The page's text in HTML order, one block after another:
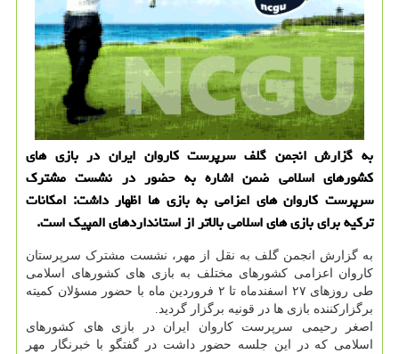
به گزارش انجمن گلف سرپرست کاروان ایران در بازی های
کشورهای اسلامی ضمن اشاره به حضور در نشست مشترک
سرپرست کاروان های اعزامی به بازی ها اظهار داشت: امکانات
ترکیه برای بازی های اسلامی بالاتر از استانداردهای المپیک است.
به گزارش انجمن گلف به نقل از مهر، نشست مشترک سرپرستان
کاروان اعزامی کشورهای مختلف به بازی های کشورهای اسلامی
طی روزهای ۲۷ اسفندماه تا ۲ فروردین ماه با حضور مسؤلان کمیته
برگزارکننده بازی ها در قونیه برگزار گردید.
اصغر رحیمی سرپرست کاروان ایران در بازی های کشورهای
اسلامی که در این جلسه حضور داشت در گفتگو با خبرنگار مهر